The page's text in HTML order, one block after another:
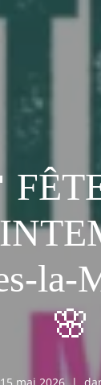
la-
🌸
15 mai 2026